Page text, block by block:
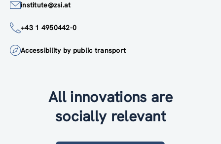
institute@zsi.at
+43 1 4950442-0
Accessibility by public transport
All innovations are
socially relevant